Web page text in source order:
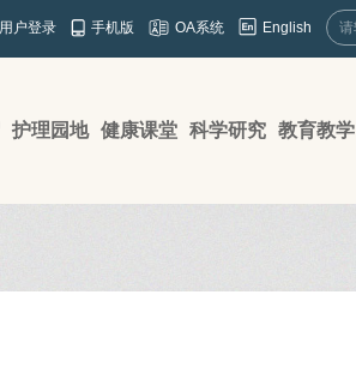
用户登录 手机版 OA系统 English
护理园地 健康课堂 科学研究 教育教学